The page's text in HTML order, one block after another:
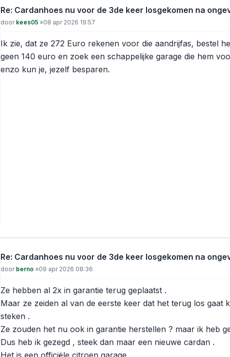
Re: Cardanhoes nu voor de 3de keer losgekomen na
Bericht
door kees05 »08 apr 2026 19:57
Ik zie, dat ze 272 Euro rekenen voor die aandrijfas, bestel
geen 140 euro en zoek een schappelijke garage die hem
enzo kun je, jezelf besparen.
Re: Cardanhoes nu voor de 3de keer losgekomen na
Bericht
door berno »09 apr 2026 08:36
Ze hebben al 2x in garantie terug geplaatst .
Maar ze zeiden al van de eerste keer dat het terug los gaat
steken .
Ze zouden het nu ook in garantie herstellen ? maar ik heb
Dus heb ik gezegd , steek dan maar een nieuwe cardan .
Het is een officiële citroen garage .